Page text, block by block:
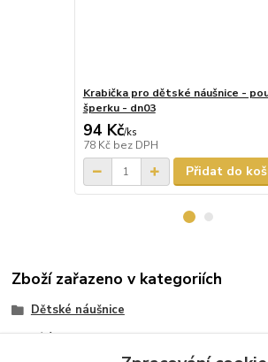
Krabička pro dětské náušnice -
šperku - dn03
94 Kč/ks
78 Kč bez DPH
Přidat do
Zboží zařazeno v kategoriích
Dětské náušnice
Bílé zlato